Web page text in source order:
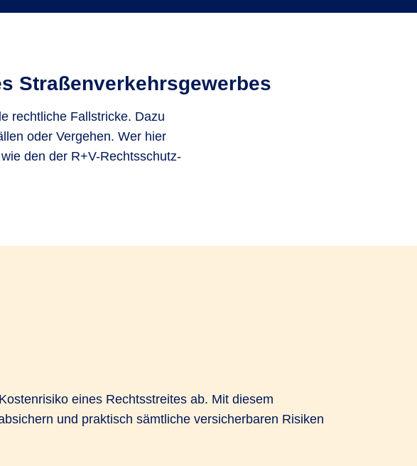
Straßenverkehrs­gewerbes
rechtliche Fallstricke. Dazu
oder Vergehen. Wer hier
den der R+V-Rechtsschutz-
eines Rechtsstreites ab. Mit diesem
und praktisch sämtliche versicherbaren Risiken